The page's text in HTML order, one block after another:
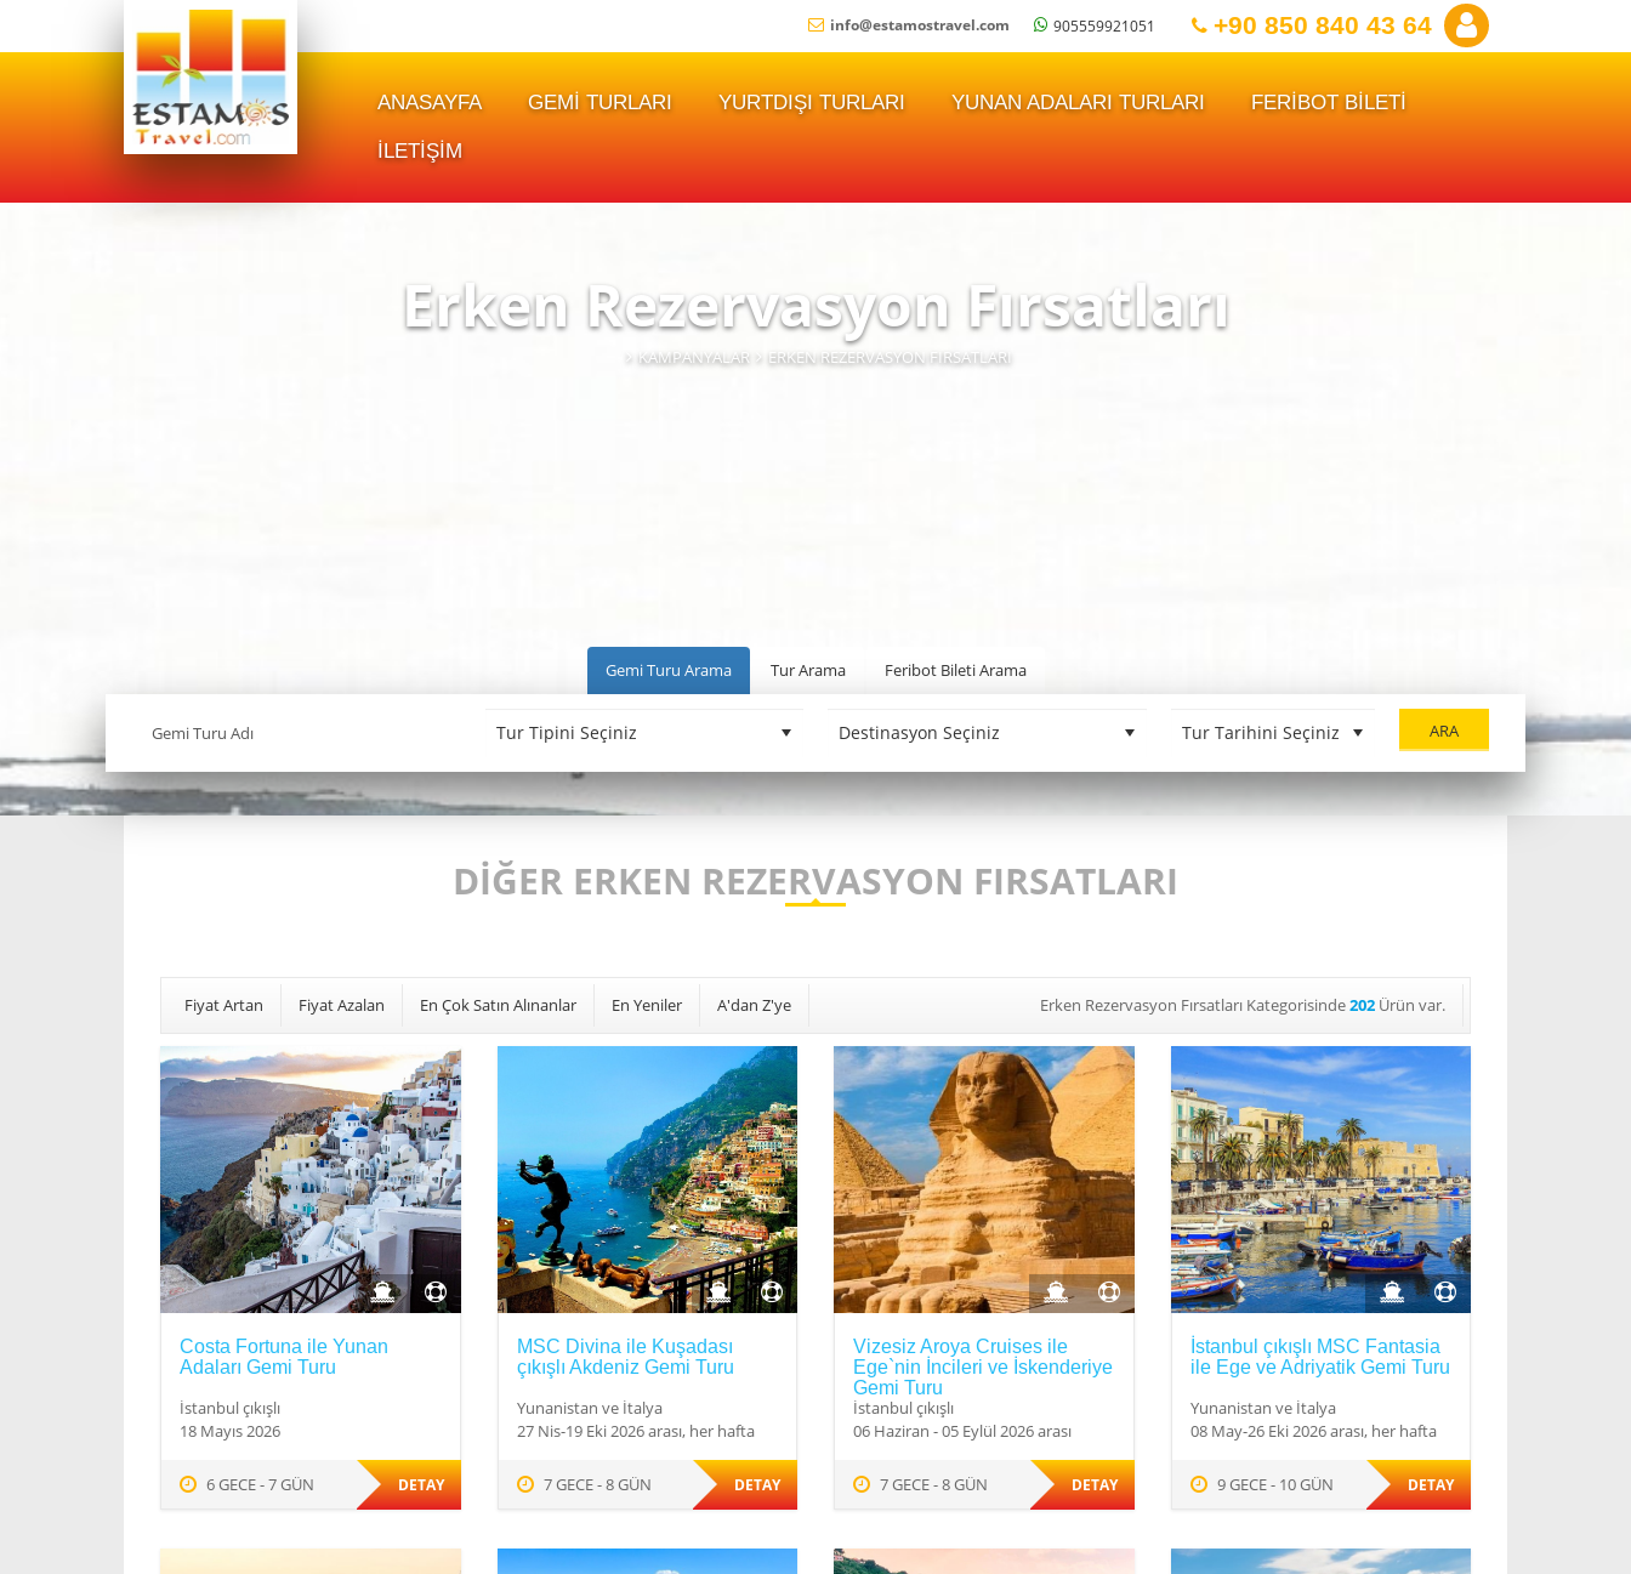
+90 850 840 43 64
905559921051
info@estamostravel.com
ANASAYFA GEMI TURLARI YURTDIŞI TURLARI YUNAN ADALARI TURLARI FERİBOT BİLETİ
İLETİŞİM
Erken Rezervasyon Fırsatları
KAMPANYALAR ERKEN REZERVASYON FIRSATLARI
Gemi Turu Arama Tur Arama Feribot Bileti Arama
ARA
DIĞER ERKEN REZERVASYON FIRSATLARI
Fiyat Artan Fiyat Azalan En Çok Satın Alınanlar En Yeniler A'dan Z'ye Erken Rezervasyon Fırsatları Kategorisinde202 Ürün var.
Costa Fortuna ile Yunan
Adaları Gemi Turu
İstanbul çıkışlı
18 Mayıs 2026
6 GECE - 7 GÜN DETAY
MSC Divina ile Kuşadası
çıkışlı Akdeniz Gemi Turu
Yunanistan ve İtalya
27 Nis-19 Eki 2026 arası, her hafta
7 GECE - 8 GÜN DETAY
Vizesiz Aroya Cruises ile
Ege`nin İncileri ve İskenderiye
Gemi Turu
İstanbul çıkışlı
06 Haziran - 05 Eylül 2026 arası
7 GECE - 8 GÜN DETAY
İstanbul çıkışlı MSC Fantasia
ile Ege ve Adriyatik Gemi Turu
Yunanistan ve İtalya
08 May-26 Eki 2026 arası, her hafta
9 GECE - 10 GÜN DETAY